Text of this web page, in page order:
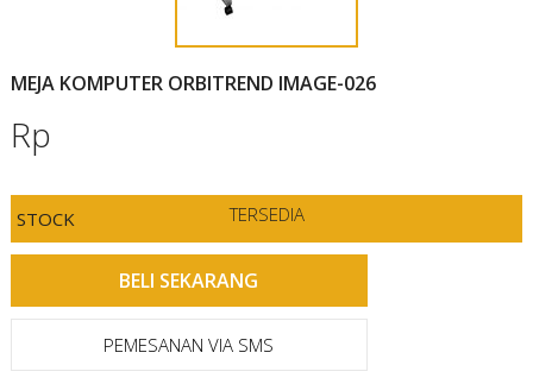
MEJA KOMPUTER ORBITREND IMAGE-026
Rp
STOCK TERSEDIA
PEMESANAN VIA SMS